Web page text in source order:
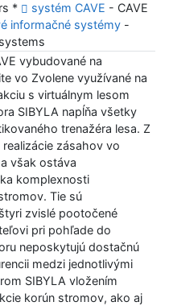
* systém CAVE - CAVE
informačné systémy-
vybudované na
vo Zvolene využívané na
s virtuálnym lesom
SIBYLA napĺňa všetky
trenažéra lesa. Z
zásahov vo
však ostáva
komplexnosti
Tie sú
zvislé pootočené
pri pohľade do
neposkytujú dostačnú
medzi jednotlivými
SIBYLA vložením
korún stromov, ako aj